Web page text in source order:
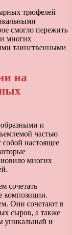
трюфелей
смогло пережить
многих
таинственными
на
и
частью
настоящее
многих
сочетать
композиции.
Они сочетают в
сыров, а также
уникальный и